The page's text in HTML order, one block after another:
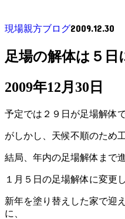
現場親方ブログ2009.12.30
足場の解体は５日
2009年12月30日
予定では２９日が足場解体で
がしかし、天候不順のため
結局、年内の足場解体まで進
１月５日の足場解体に変更
新年を塗り替えした家で迎
に、